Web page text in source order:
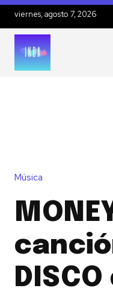
viernes, agosto 7, 2026
Música